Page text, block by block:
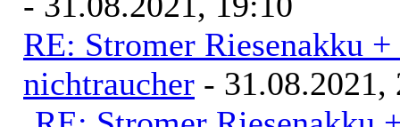
RE: Stromer Riesenakku
nichtraucher - 31.08.2021,